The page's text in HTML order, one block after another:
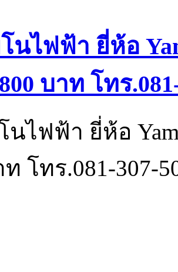
นไฟฟ้า ยี่ห้อ
บาท โทร
นไฟฟ้า ยี่ห้อ
โทร.081-307-